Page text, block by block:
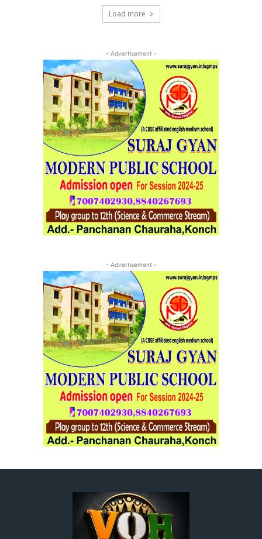
Load more
- Advertisement -
- Advertisement -